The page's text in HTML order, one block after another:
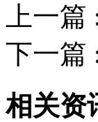
上一篇
下一篇
相关资